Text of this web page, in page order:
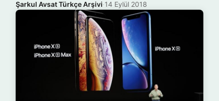
Şarkul Avsat Türkçe Arşivi·14 Eylül 2018